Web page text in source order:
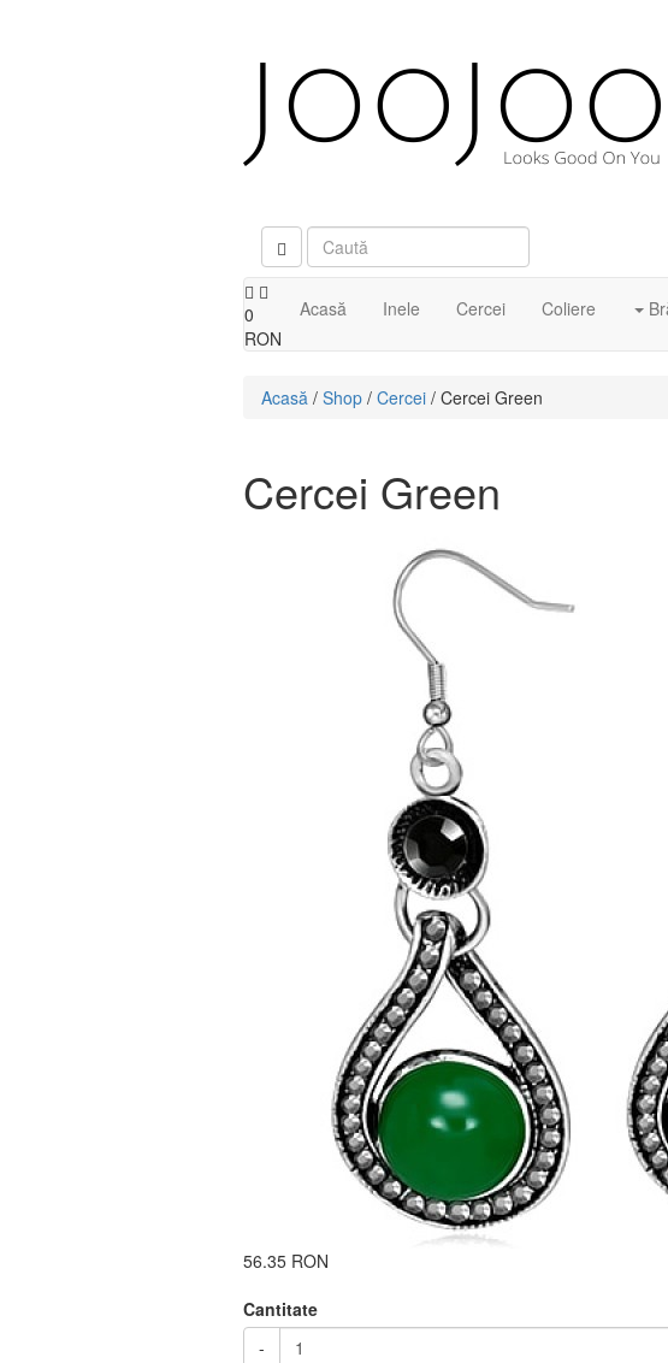
0
RON
Acasă Inele Cercei Coliere
Acasă / Shop / Cercei / Cercei Green
Cercei Green
56.35 RON
Cantitate
-